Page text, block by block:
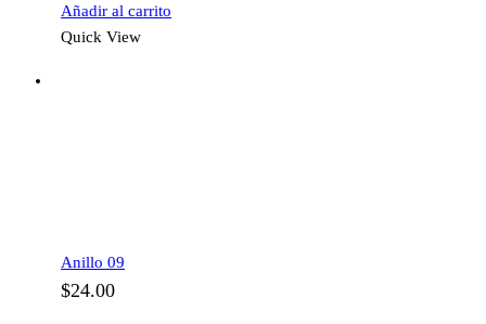
Añadir al carrito
Quick View
Anillo 09
$24.00